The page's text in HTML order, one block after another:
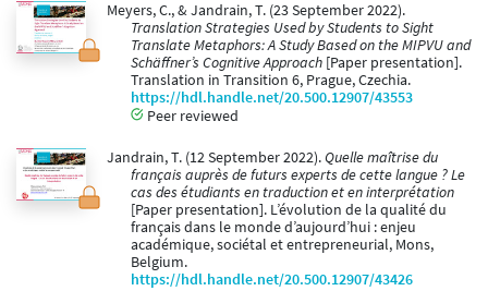
Meyers, C., & Jandrain, T. (23 September 2022).
Translation Strategies Used by Students to Sight
Translate Metaphors: A Study Based on the MIPVU and
Schäffner’s Cognitive Approach [Paper presentation].
Translation in Transition 6, Prague, Czechia.
https://hdl.handle.net/20.500.12907/43553
Peer reviewed
Jandrain, T. (12 September 2022).Quelle maîtrise du
français auprès de futurs experts de cette langue ? Le
cas des étudiants en traduction et en interprétation
[Paper presentation]. L’évolution de la qualité du
français dans le monde d’aujourd’hui : enjeu
académique, sociétal et entrepreneurial, Mons,
Belgium.
https://hdl.handle.net/20.500.12907/43426